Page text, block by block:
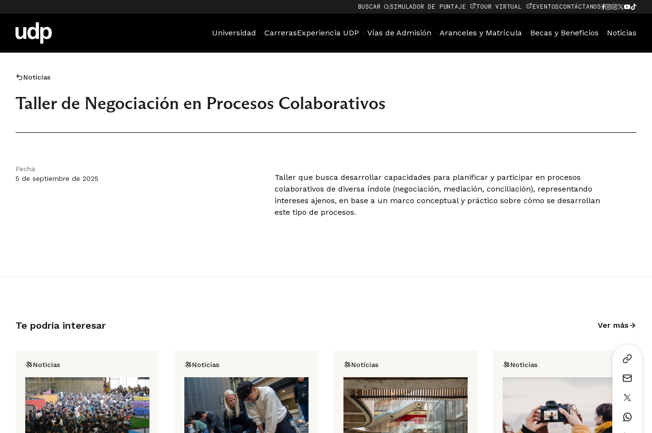
BUSCAR SIMULADOR DE PUNTAJE TOUR VIRTUAL EVENTOSCONTÁCTANOS
Universidad CarrerasExperiencia UDP Vías de Admisión Aranceles y Matrícula Becas y Beneficios Noticias
Noticias
Taller de Negociación en Procesos Colaborativos
Fecha
5 de septiembre de 2025
Taller que busca desarrollar capacidades para planificar y participar en procesos
colaborativos de diversa índole (negociación, mediación, conciliación), representando
intereses ajenos, en base a un marco conceptual y práctico sobre cómo se desarrollan
este tipo de procesos.
Te podría interesar Ver más
Noticias Noticias Noticias Noticias